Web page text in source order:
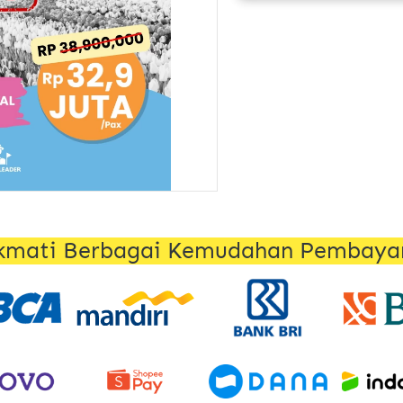
Berbagai Kemudahan